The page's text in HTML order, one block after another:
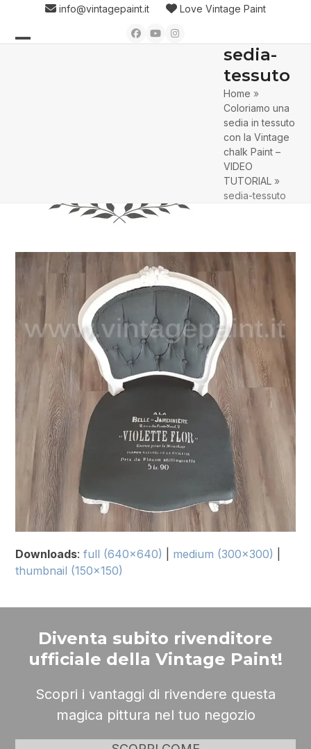
content
info@vintagepaint.it Love Vintage Paint
Facebook
YouTubeInstagram
sedia-
tessuto
Home »
Coloriamo una
sedia in tessuto
con la Vintage
chalk Paint –
VIDEO
TUTORIAL »
sedia-tessuto
Downloads:full (640x640) medium (300x300)
thumbnail (150x150)
Diventa subito rivenditore
ufficiale della Vintage Paint!
Scopri i vantaggi di rivendere questa
magica pittura nel tuo negozio